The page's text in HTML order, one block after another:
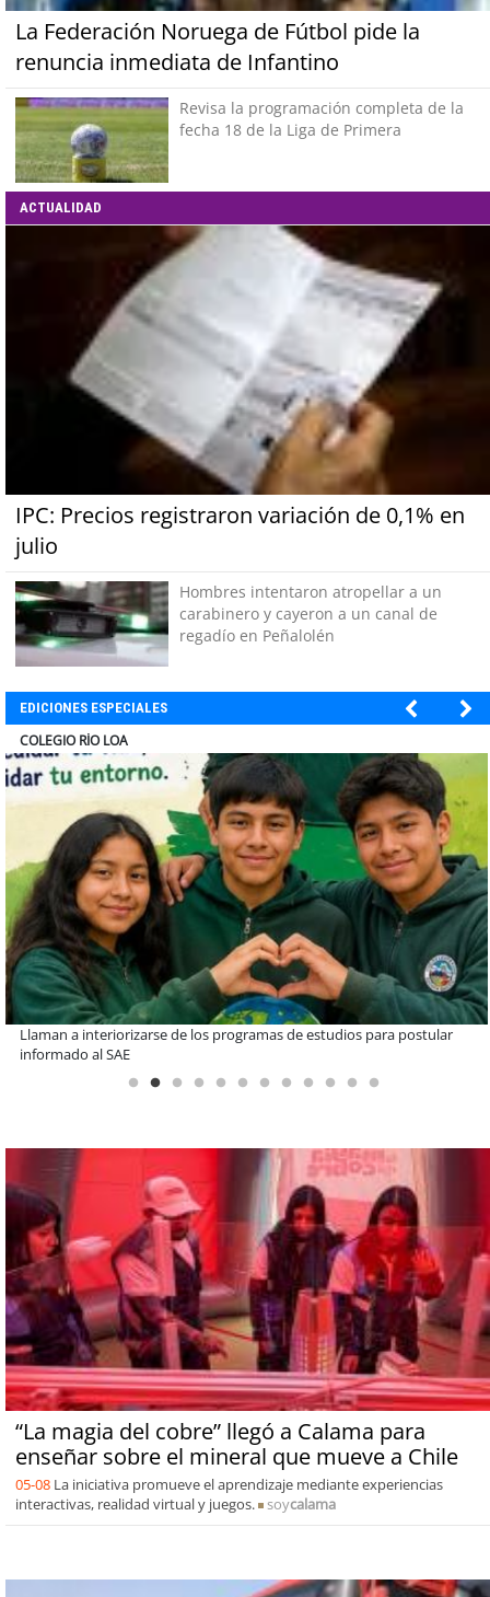
La Federación Noruega de Fútbol pide la
renuncia inmediata de Infantino
Revisa la programación completa de la
fecha 18 de la Liga de Primera
ACTUALIDAD
IPC: Precios registraron variación de 0,1% en
julio
Hombres intentaron atropellar a un
carabinero y cayeron a un canal de
regadío en Peñalolén
EDICIONES ESPECIALES
EL ABRA
De una cocina familiar a un equipo de 10 personas: el crecimiento de
Inkillay apoyado por Minera El Abra
“La magia del cobre” llegó a Calama para
enseñar sobre el mineral que mueve a Chile
05-08 La iniciativa promueve el aprendizaje mediante experiencias
interactivas, realidad virtual y juegos.
soycalama